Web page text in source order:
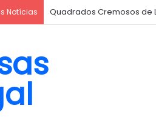
Notícias Quadrados Cremosos de